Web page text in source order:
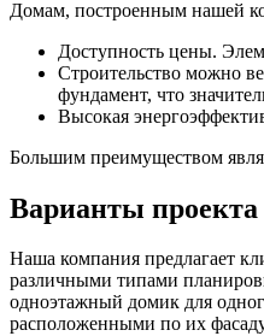
Домам, построенным нашей
Доступность цены.
Строительство можно
фундамент, что
Высокая
Большим преимуществом
Варианты проекта
Наша компания предлагает
различными типами
одноэтажный домик для
расположенными по их